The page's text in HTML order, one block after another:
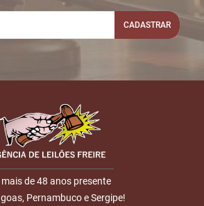
Fim das Disputas
CADASTRAR
mais de 48 anos presente
Pernambuco e Sergipe!